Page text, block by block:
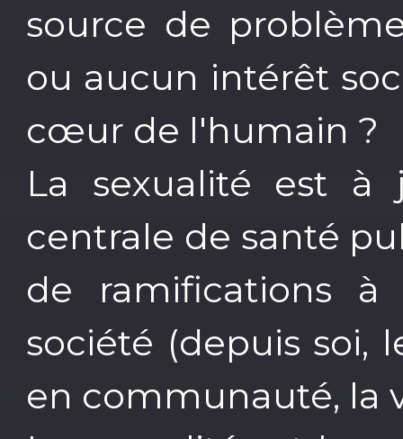
source de
ou aucun intérêt
cœur de l'humain ?
La sexualité est à
centrale de santé
de ramifications
société (depuis soi,
en communauté, la